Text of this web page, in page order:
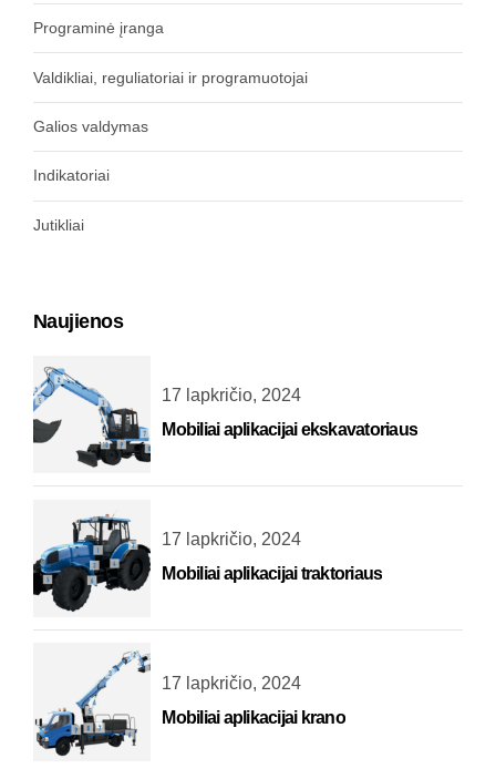
Programinė įranga
Valdikliai, reguliatoriai ir programuotojai
Galios valdymas
Indikatoriai
Jutikliai
Naujienos
17 lapkričio, 2024
Mobiliai aplikacijai ekskavatoriaus
17 lapkričio, 2024
Mobiliai aplikacijai traktoriaus
17 lapkričio, 2024
Mobiliai aplikacijai krano